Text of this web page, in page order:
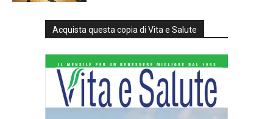
Acquista questa copia di Vita e Salute